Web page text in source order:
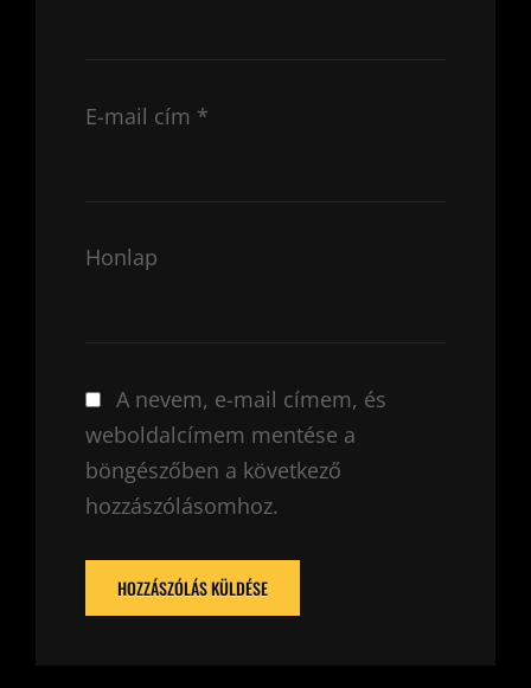
E-mail cím *
Honlap
A nevem, e-mail címem, és
weboldalcímem mentése a
böngészőben a következő
hozzászólásomhoz.